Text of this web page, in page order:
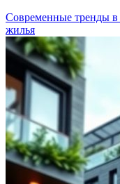
Современные тренды в
жилья